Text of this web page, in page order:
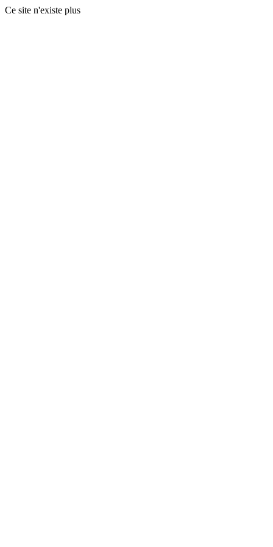
Ce site n'existe plus